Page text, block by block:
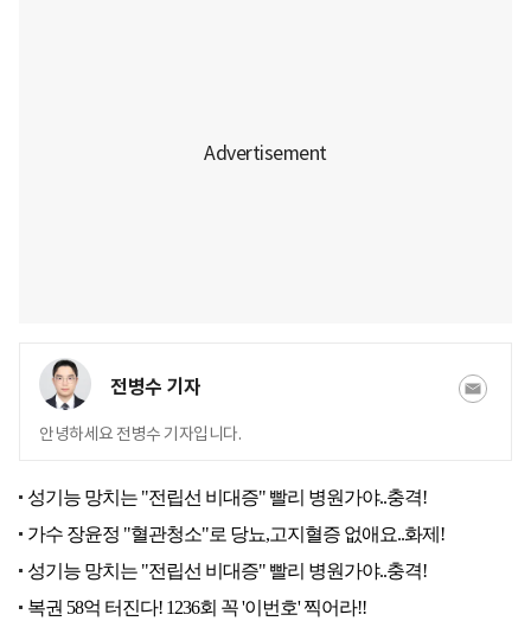
전병수 기자
안녕하세요 전병수 기자입니다.